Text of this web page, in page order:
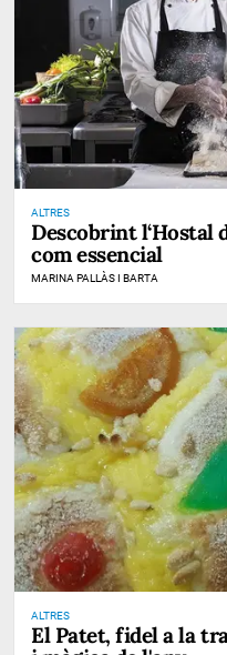
ALTRES
Descobrint l‘Hostal
com essencial
MARINA PALLÀS I BARTA
ALTRES
El Patet, fidel a la